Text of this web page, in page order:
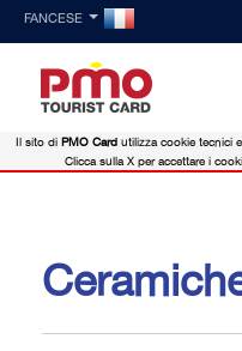
FANCESE
Il sito di PMO Card utilizza cookie tecnici
Clicca sulla X per accettare i